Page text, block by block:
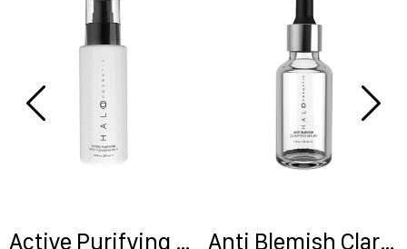
Active Purifying Face Cleaning Milk Anti Blemish Clarifying Serum